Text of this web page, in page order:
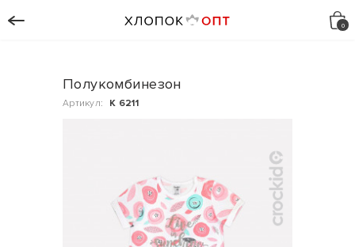
Полукомбинезон
Артикул: К 6211